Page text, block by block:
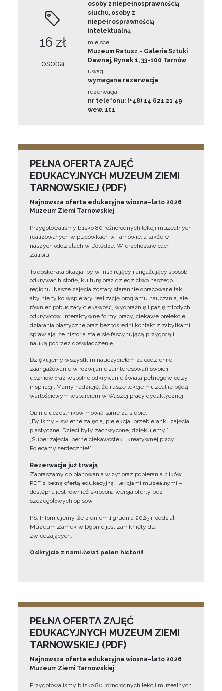
16 zł
osoba
osoby z niepełnosprawnością
słuchu, osoby z
niepełnosprawnością
intelektualną
miejsce
Muzeum Ratusz - Galeria Sztuki
Dawnej, Rynek 1, 33-100 Tarnów
uwagi
wymagana rezerwacja
rezerwacja
nr telefonu: (+48) 14 621 21 49
wew. 101
PEŁNA OFERTA ZAJĘĆ
EDUKACYJNYCH MUZEUM ZIEMI
TARNOWSKIEJ (PDF)
Najnowsza oferta edukacyjna wiosna–lato 2026
Muzeum Ziemi Tarnowskiej
Przygotowaliśmy blisko 80 różnorodnych lekcji muzealnych
realizowanych w placówkach w Tarnowie, a także w
naszych oddziałach w Dołędze, Wierzchosławicach i
Zalipiu.
To doskonała okazja, by w inspirujący i angażujący sposób
odkrywać historię, kulturę oraz dziedzictwo naszego
regionu. Nasze zajęcia zostały starannie opracowane tak,
aby nie tylko wspierały realizację programu nauczania, ale
również pobudzały ciekawość, wyobraźnię i pasję młodych
odkrywców. Interaktywne formy pracy, ciekawe prelekcje,
działania plastyczne oraz bezpośredni kontakt z zabytkami
sprawiają, że historia staje się fascynującą przygodą i
nauką poprzez doświadczenie.
Dziękujemy wszystkim nauczycielom za codzienne
zaangażowanie w rozwijanie zainteresowań swoich
uczniów oraz wspólne odkrywanie świata pełnego wiedzy i
inspiracji. Mamy nadzieję, że nasze lekcje muzealne będą
wartościowym wsparciem w Waszej pracy dydaktycznej.
Opinie uczestników mówią same za siebie:
„Byliśmy – świetne zajęcia, prelekcja, przebieranki, zajęcia
plastyczne. Dzieci były zachwycone, dziękujemy!”
„Super zajęcia, pełne ciekawostek i kreatywnej pracy.
Polecamy serdecznie!”
Rezerwacje już trwają
Zapraszamy do planowania wizyt oraz pobierania plików
PDF z pełną ofertą edukacyjną i lekcjami muzealnymi –
dostępna jest również skrócona wersja oferty bez
szczegółowych opisów.
PS. Informujemy, że z dniem 1 grudnia 2025 r. oddział
Muzeum Zamek w Dębnie jest zamknięty dla
zwiedzających.
Odkryjcie z nami świat pełen historii!
PEŁNA OFERTA ZAJĘĆ
EDUKACYJNYCH MUZEUM ZIEMI
TARNOWSKIEJ (PDF)
Najnowsza oferta edukacyjna wiosna–lato 2026
Muzeum Ziemi Tarnowskiej
Przygotowaliśmy blisko 80 różnorodnych lekcji muzealnych